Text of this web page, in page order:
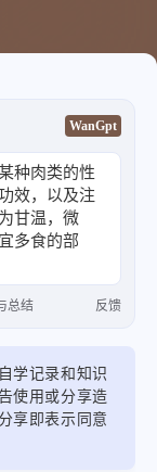
WanGpt
种肉类的性
效，以及注
甘温，微
多食的部
总结 反馈
学记录和知识
使用或分享造
享即表示同意